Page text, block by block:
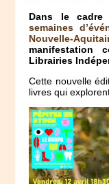
Dans le
semaines
Nouvelle-
manifestation
Librairies
Cette nouvelle
livres qui